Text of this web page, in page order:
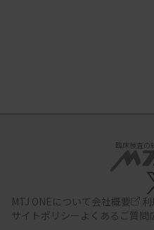
臨床検査の
MTJ ONEについて会社概要
サイトポリシー よくあるご質問